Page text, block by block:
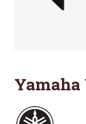
Yamaha